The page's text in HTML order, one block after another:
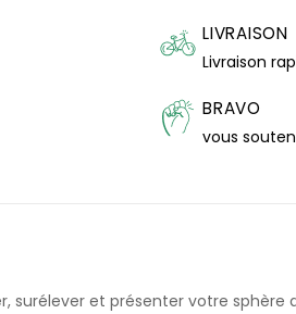
LIVRAISON
Livraison
BRAVO
vous
et présenter votre sphère